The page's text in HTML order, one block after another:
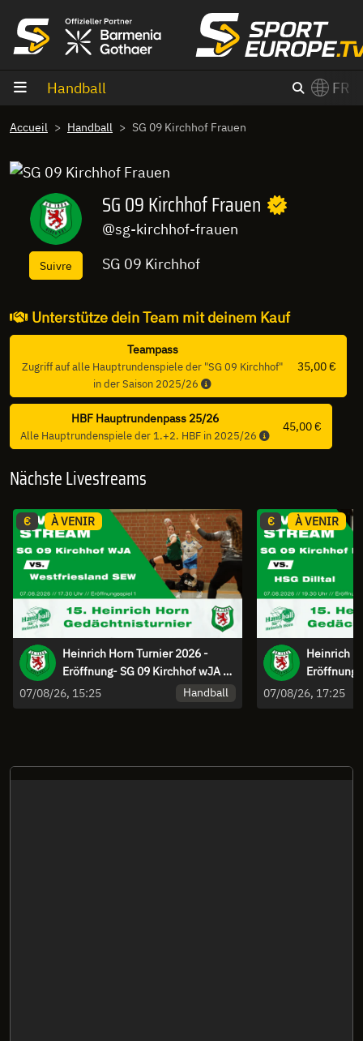
Handball FR
Switch to English?
Accueil Handball SG 09 Kirchhof Frauen
Suivre
SG 09 Kirchhof Frauen
@sg-kirchhof-frauen
SG 09 Kirchhof
Unterstütze dein Team mit deinem Kauf
Teampass
Zugriff auf alle Hauptrundenspiele der "SG 09 Kirchhof"
in der Saison 2025/26
35,00 €
HBF Hauptrundenpass 25/26
Alle Hauptrundenspiele der 1.+2. HBF in 2025/26
45,00 €
Nächste Livestreams
€ À VENIR
Heinrich Horn Turnier 2026 -
Eröffnung- SG 09 Kirchhof wJA -
SEW Westfriesland
07/08/26, 15:25 Handball
€ À VENIR
Heinrich
Eröffnung
Kirchhof -
07/08/26, 17:25